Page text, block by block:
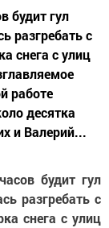
будит гул
разгребать с
снега с улиц
работе
десятка
и Валерий...
будит гул
разгребать с
снега с улиц